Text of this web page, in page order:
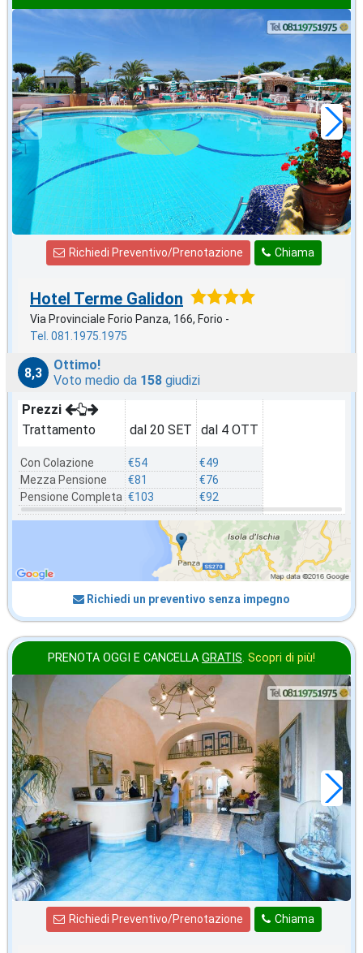
in offerta da
€49,05
a notte
Chiama
Richiedi Preventivo/Prenotazione
Hotel Terme Galidon
Via Provinciale Forio Panza, 166, Forio -
Tel. 081.1975.1975
8,3
Ottimo!
Voto medio da 158 giudizi
Prezzi
Trattamento
Con Colazione
Mezza Pensione
Pensione Completa
dal 20 SET
€54
€81
€103
dal 4 OTT
€49
€76
€92
Richiedi un preventivo senza impegno
PRENOTA OGGI E CANCELLA GRATIS. Scopri di più!
ottobre
in offerta da
€60 ,00
a notte
Chiama
Richiedi Preventivo/Prenotazione